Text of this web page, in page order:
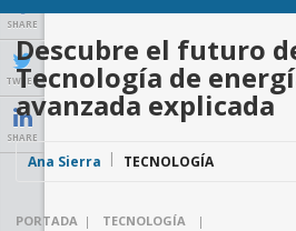
SHARE
TWEET
SHARE
Descubre el futuro
Tecnología de
avanzada explicada
Ana Sierra TECNOLOGÍA
PORTADA | TECNOLOGÍA
|